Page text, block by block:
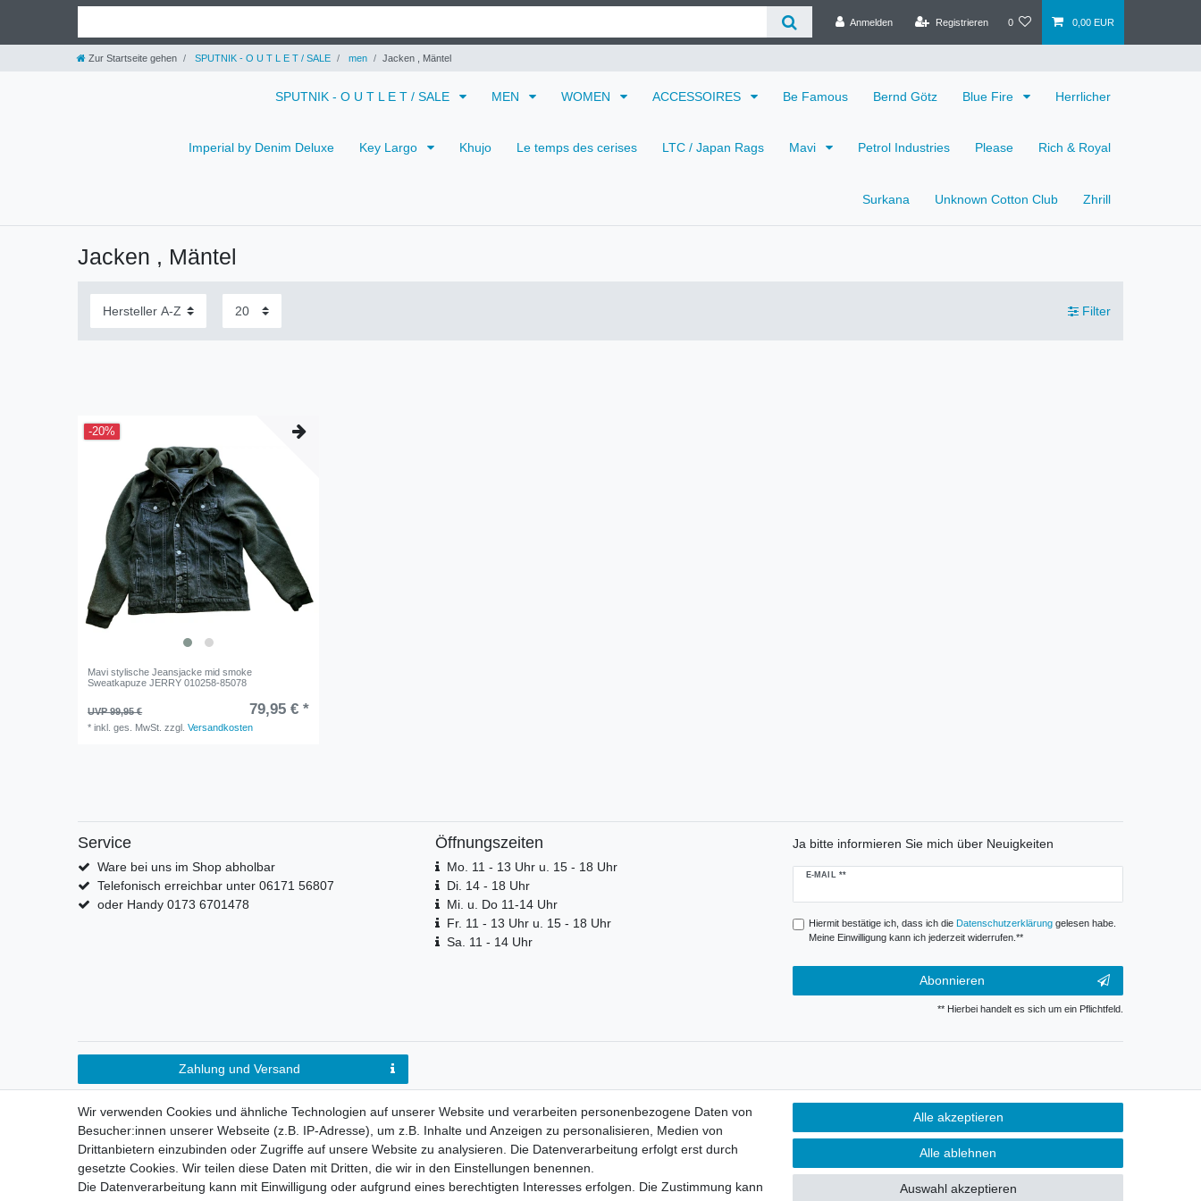
Anmelden Registrieren 0 0,00 EUR
Zur Startseite gehen SPUTNIK - O U T L E T / SALE men Jacken , Mäntel
SPUTNIK - O U T L E T / SALE MEN WOMEN ACCESSOIRES Be Famous Bernd Götz Blue Fire Herrlicher
Imperial by Denim Deluxe Key Largo Khujo Le temps des cerises LTC / Japan Rags Mavi Petrol Industries Please Rich & Royal
Surkana Unknown Cotton Club Zhrill
Jacken , Mäntel
Filter
-20%
Mavi stylische Jeansjacke mid smoke
Sweatkapuze JERRY 010258-85078
UVP 99,95 € 79,95 € *
*inkl. ges. MwSt. zzgl.Versandkosten
Service
Ware bei uns im Shop abholbar
Telefonisch erreichbar unter 06171 56807
oder Handy 0173 6701478
Öffnungszeiten
Mo. 11 - 13 Uhr u. 15 - 18 Uhr
Di. 14 - 18 Uhr
Mi. u. Do 11-14 Uhr
Fr. 11 - 13 Uhr u. 15 - 18 Uhr
Sa. 11 - 14 Uhr
Ja bitte informieren Sie mich über Neuigkeiten
E-MAIL **
Newsletter
Hiermit bestätige ich, dass ich die Daten­schutz­erklärunggelesen habe.
Meine Einwilligung kann ich jederzeit widerrufen.**
Abonnieren
** Hierbei handelt es sich um ein Pflichtfeld.
Zahlung und Versand
Wir verwenden Cookies und ähnliche Technologien auf unserer Website und verarbeiten personenbezogene Daten von
Besucher:innen unserer Webseite (z.B. IP-Adresse), um z.B. Inhalte und Anzeigen zu personalisieren, Medien von
Drittanbietern einzubinden oder Zugriffe auf unsere Website zu analysieren. Die Datenverarbeitung erfolgt erst durch
gesetzte Cookies. Wir teilen diese Daten mit Dritten, die wir in den Einstellungen benennen.
Die Datenverarbeitung kann mit Einwilligung oder aufgrund eines berechtigten Interesses erfolgen. Die Zustimmung kann
Alle akzeptieren
Alle ablehnen
Auswahl akzeptieren